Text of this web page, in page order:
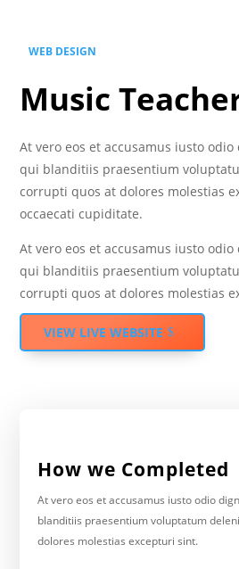
WEB DESIGN
Music
At vero eos et accusamus iusto
qui blanditiis praesentium
corrupti quos at dolores molestias
occaecati cupiditate.
At vero eos et accusamus iusto
qui blanditiis praesentium
corrupti quos at dolores molestias
VIEW LIVE WEBSITE
How we Completed
At vero eos et accusamus iusto odio
blanditiis praesentium voluptatum
dolores molestias excepturi sint.